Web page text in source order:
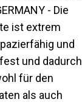
- Die
ist extrem
und
und dadurch
für den
als auch